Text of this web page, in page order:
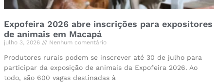
Expofeira 2026 abre inscrições para expositores
de animais em Macapá
julho 3, 2026 Nenhum comentário
Produtores rurais podem se inscrever até 30 de julho para
participar da exposição de animais da Expofeira 2026. Ao
todo, são 600 vagas destinadas à